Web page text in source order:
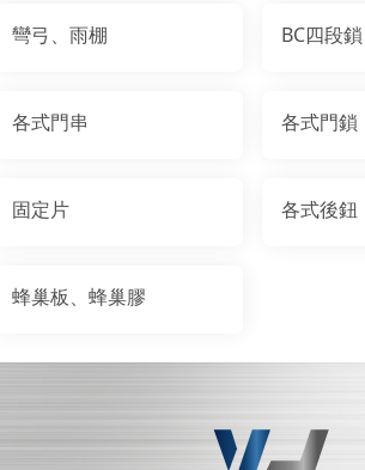
彎弓、雨棚 BC四段鎖
各式門串 各式門鎖
固定片 各式後鈕
蜂巢板、蜂巢膠